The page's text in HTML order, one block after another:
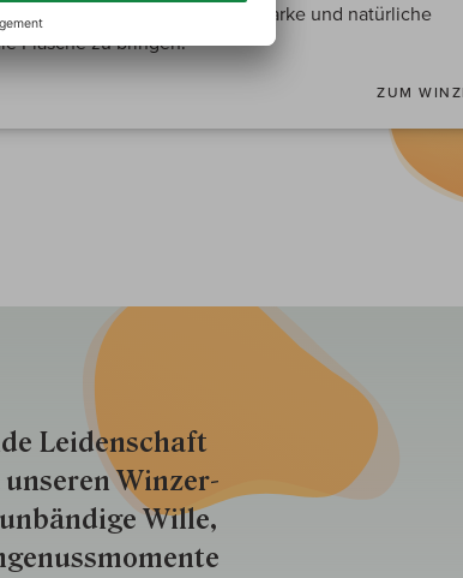
Traum, möglichst ausdrucksstarke und natürliche
Flasche zu bringen.
ZUM
Lei­den­schaft
unseren Win­zer­
Wille,